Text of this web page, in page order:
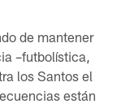
de mantener
–futbolística,
los Santos el
están